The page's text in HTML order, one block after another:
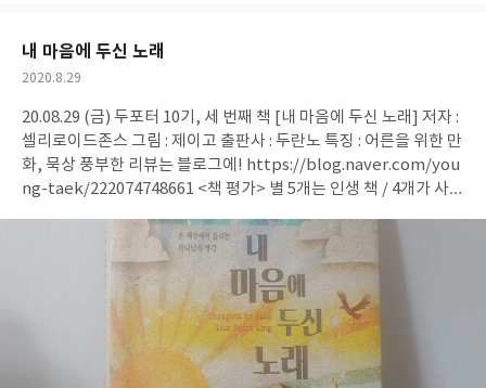
해서 하는 것이다. 자신을 위한 공부를 통해 체계를 갖추고 내공이
쌓여야 남을 도울 수 있다. 진정으로 돕기 원한다면, 제대로 알아야
되겠는가. 말 그대로 파멸일 것이다. 돌팔이가 판을 치고 정의의 여
신상의 저울은 죄의 무게를 재지 않고 돈의 무게만 측정할 것이다.
제대로 알아야 도울 수 있고 제대로 사랑을 실천할 수 있다. 선무당
이 사람 잡는 일이 일어나서는 안 된다. Ps. 풍성한 내용은 네이버 블
로그에 있습니다. ?? https://blog.naver.com/young-taek/22
2098983992 ?? 네이버 아이디 : 학습하는 청년 #논어 #공자 #동양
사상 #고전 #동양철학 #철학 #철학책 #맹신 #신앙 #개신교 #논어
비교 #의심 #회의 #현대지성 #서평단 #서평
고백이기 때문이다. 무언가에 근거한 것이 아니라 지금 그대로의 자
신을 드러내는 고백이기 때문이다. 지나온 시간에 대한 삶의 고백이
자 울분섞인 간절함이 보였기 때문이다. 자신을 있는 그대로 드러낼
수 있는 용기와 솔직함이 '야곱입니다.'라는 답변에 담겨 있는 것 같
았다. 우리에게 필요한 언어는 이게 아닐까. 야곱처럼 지금까지 살아
온 시간을 인정하는 순간(kairos)가 필요하다고 생각한다. 자기 PR
(public relations), 퍼스널 브랜드라고 해서 자신을 알려야 한다
고 말한다. '나를 어떻게 알릴 수 있을까'를 고민해야 하는 시대인 것
이다. 자신의 강점과 지금까지 해온 것으로 자신을 알리는 것이다.
자신이 원하는 바를 위해 어떤 시간을 보냈고, 무엇을 했는지 홍보
하는 것이다. 이렇게 자신을 알려서 몸값을 높이는 것도 좋지만, 우
선 자신을 알아야 한다고 생각한다. 또한, 자신을 제대로 알리기 위
해서는 스스로를 인식하고 있어야 하지 않을까 생각해본다. 우리는
자신답게 살고 있을까. 우리는 여러 모양으로 역할을 강요받는다. 직
특히 상대성이론과 양자론, 진화론 등 최근의 과학발전에 따라 서구
세계관이 직면한 도전을 탐구하는 것이다._서문 p.7-8 中 과학이라
는 단어를 처음 접한 건 아마, 초등학교 때부터 이지 않을까 싶다.
'과학'이라는 교육과목이 있으니까. 또한 과학에 그나마 오랜 시간
투자했던 순간은 수능준비할 때 뿐이었다. 그래서 과학에 대해서는
고등학교 수준에 불과하다. 정확히 설명은 못하지만 어렴풋이 기억
하는 정도이지만. 생각해보면, 일상에서 과학을 접목해서 생활하는
그뿐이라는 것이다. 그래서 과학에 대해서 잘 모른다. 이 책을 읽으
면서 더 확실히 알았다. 나는 과학을 모른다. 그러면서 이런 생각이
들었다. "내가 이 책을 읽는 게 어떤 유익함이 있을까?" 모르겠다.
그냥 읽기 시작했다. 서평단에 신청해서 당첨되었으니까. 근데 한편
으로는 제목에 끌렸던 게 분명하다는 생각을 했다. 《당신 지식의
한계 세계관》. 지식의 한계를 알고 싶었고, 세계관이라는 키워드에
꽂힌 게 분명했다. 그래서 천천히 꾸준히 읽었다. '꾸준히'라고 표현
내 마음에 두신 노래
작
일
2020.8.29
20.08.29 (금) 두포터 10기, 세 번째 책 [내 마음에 두신 노래] 저자 :
셀리로이드존스 그림 : 제이고 출판사 : 두란노 특징 : 어른을 위한 만
화, 묵상 풍부한 리뷰는 블로그에! https://blog.naver.com/you
ng-taek/222074748661 <책 평가> 별 5개는 인생 책 / 4개가 사실
씹어 읽을수록 좋은 책 - 그림 및 글자, 강조 포인트 등 보기 매우 좋
음 중복을 제외하고는 72개의 키워드가 있습니다. 랭킹 3위까지 발
표하자면, 정체성과 믿음이 8회로 공동 1위, 2위는 사랑 6회, 3위 능
력 5회 순이었습니다.포스트모더니즘의 특징인 무엇도 정의할 수
없다는 생각에 거슬러 정체성에 대해 학습하고 있던 중이라 반가웠
습니다. 그래서 정체성이 실린 내용들을 정리했습니다. (중략) <깨
달은 점> 묵상도 아는 것이 있어야 가능함을 다시금 확인하는 시간